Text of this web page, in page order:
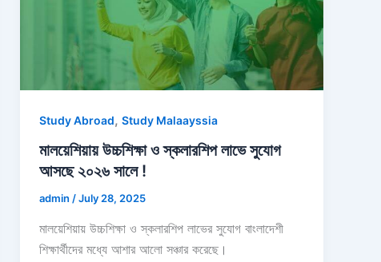
Study Abroad,Study Malaayssia
মালয়েশিয়ায় উচ্চশিক্ষা ও স্কলারশিপ লাভে সুযোগ
আসছে ২০২৬ সালে !
admin/July 28, 2025
মালয়েশিয়ায় উচ্চশিক্ষা ও স্কলারশিপ লাভের সুযোগ বাংলাদেশী
শিক্ষার্থীদের মধ্যে আশার আলো সঞ্চার করেছে।